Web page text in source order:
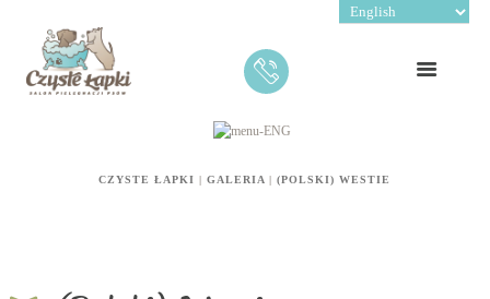
CZYSTE ŁAPKI |GALERIA |(POLSKI) WESTIE